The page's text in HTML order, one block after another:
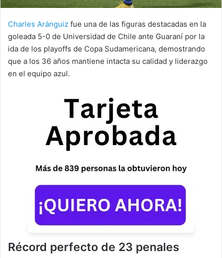
Charles Aránguiz fue una de las figuras destacadas en la
goleada 5-0 de Universidad de Chile ante Guaraní por la
ida de los playoffs de Copa Sudamericana, demostrando
que a los 36 años mantiene intacta su calidad y liderazgo
en el equipo azul.
Récord perfecto de 23 penales